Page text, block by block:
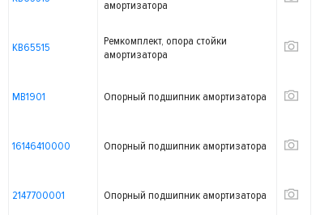
амортизатора
KB65515
Ремкомплект, опора стойки
амортизатора
MB1901 Опорный подшипник амортизатора
16146410000 Опорный подшипник амортизатора
2147700001 Опорный подшипник амортизатора